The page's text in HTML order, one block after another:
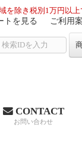
を除き税別1万円以
トを見る ご利用
CONTACT
お問い合わせ